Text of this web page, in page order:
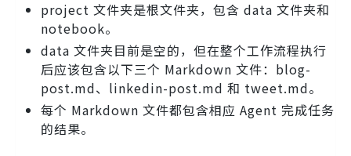
project 文件夹是根文件夹，包含 data 文件夹和
notebook。
data 文件夹目前是空的，但在整个工作流程执行
后应该包含以下三个 Markdown 文件：blog-
post.md、linkedin-post.md 和 tweet.md。
每个 Markdown 文件都包含相应 Agent 完成任务
的结果。